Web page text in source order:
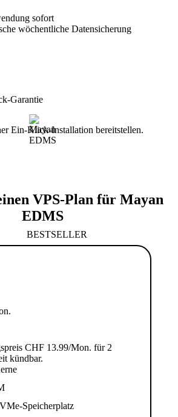
sofort
wöchentliche Datensicherung
Garantie
VPS-Plan für Mayan
EDMS
BESTSELLER
CHF 13.99/Mon. für 2
kündbar.
Speicherplatz